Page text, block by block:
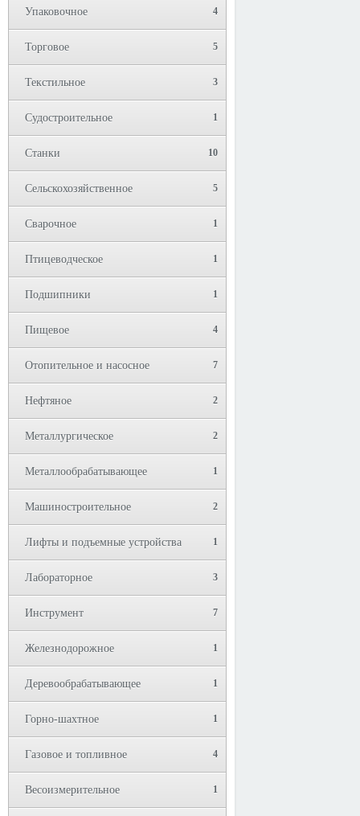
Упаковочное 4
Торговое 5
Текстильное 3
Судостроительное 1
Станки 10
Сельскохозяйственное 5
Сварочное 1
Птицеводческое 1
Подшипники 1
Пищевое 4
Отопительное и насосное 7
Нефтяное 2
Металлургическое 2
Металлообрабатывающее 1
Машиностроительное 2
Лифты и подъемные устройства 1
Лабораторное 3
Инструмент 7
Железнодорожное 1
Деревообрабатывающее 1
Горно-шахтное 1
Газовое и топливное 4
Весоизмерительное 1